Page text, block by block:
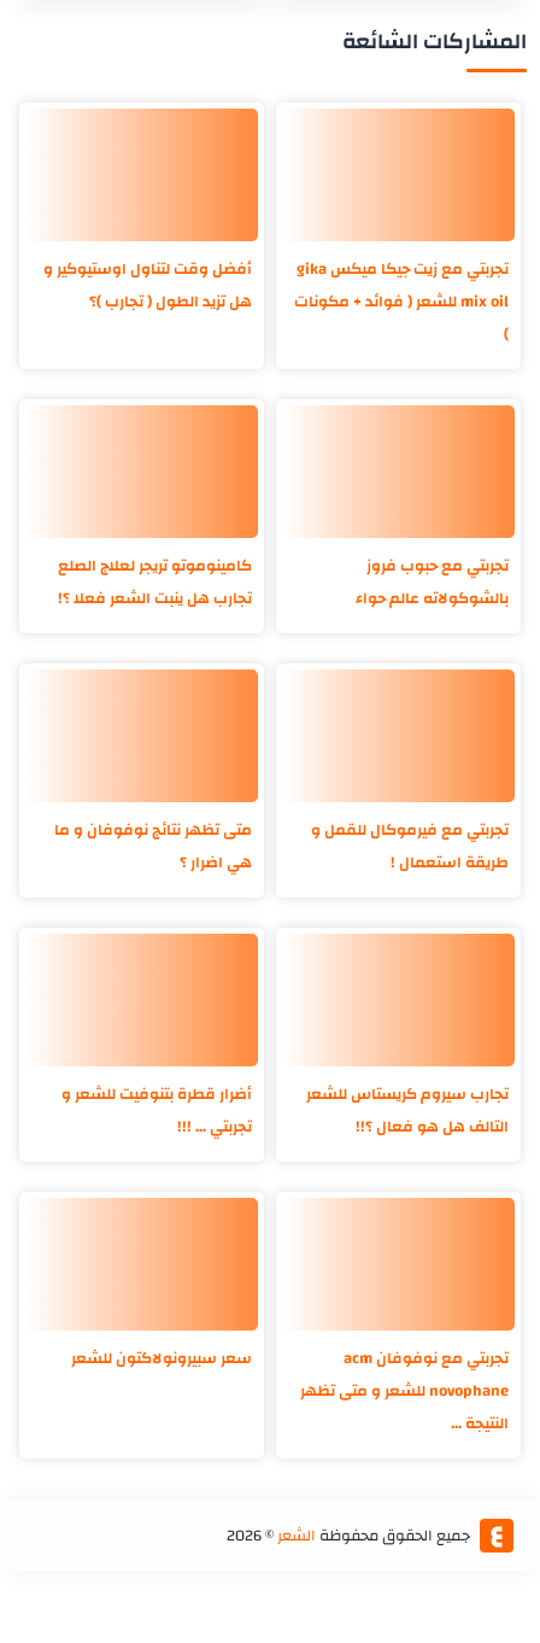
المشاركات الشائعة
تجربتي مع زيت جيكا ميكس gika
mix oil للشعر ( فوائد + مكونات
أفضل وقت لتناول اوستيوكير و
هل تزيد الطول ( تجارب )؟
تجربتي مع حبوب فروز
بالشوكولاته عالم حواء
كامينوموتو تريجر لعلاج الصلع
تجارب هل ينبت الشعر فعلا ؟!
تجربتي مع فيرموكال للقمل و
طريقة استعمال !
متى تظهر نتائج نوفوفان و ما
هي اضرار ؟
تجارب سيروم كريستاس للشعر
التالف هل هو فعال ؟!!
أضرار قطرة بتنوفيت للشعر و
تجربتي ... !!!
تجربتي مع نوفوفان acm
novophane للشعر و متى تظهر
النتيجة ...
سعر سبيرونولاكتون للشعر
جميع الحقوق محفوظةالشعر©
2026